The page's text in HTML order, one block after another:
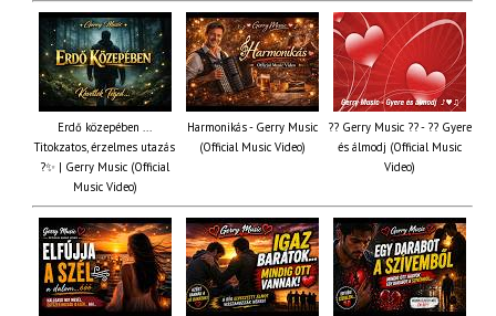
Erdő közepében ...
Titokzatos, érzelmes utazás
?✨ | Gerry Music (Official
Music Video)
Harmonikás - Gerry Music
(Official Music Video)
?? Gerry Music ?? - ?? Gyere
és álmodj (Official Music
Video)